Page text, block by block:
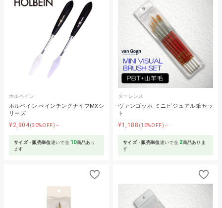
ホルベイン
ホルベイン ぺインチングナイフMXシ
リーズ
¥2,904(20%OFF)～
サイズ・販売単位違いで全 10商品あり
ます
ターレンス
ヴァンゴッホ ミニビジュアル筆セッ
ト
¥1,188 (10%OFF)～
サイズ・販売単位違いで全 2商品ありま
す